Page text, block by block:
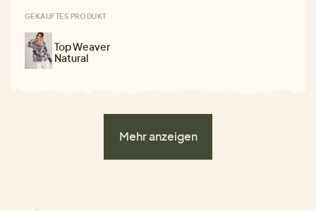
GEKAUFTES PRODUKT
Top Weaver
Natural
Mehr anzeigen